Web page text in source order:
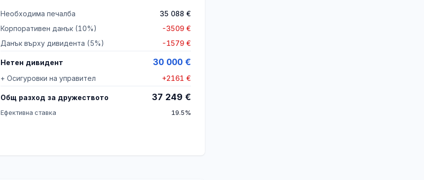
Необходима печалба 35 088 €
Корпоративен данък (10%) -3509 €
Данък върху дивидента (5%) -1579 €
Нетен дивидент 30 000 €
+ Осигуровки на управител +2161 €
Общ разход за дружеството 37 249 €
Ефективна ставка 19.5%